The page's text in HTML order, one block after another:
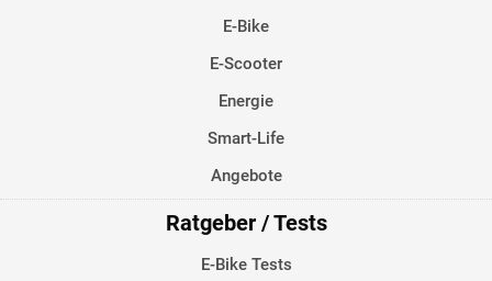
E-Bike
E-Scooter
Energie
Smart-Life
Angebote
Ratgeber / Tests
E-Bike Tests